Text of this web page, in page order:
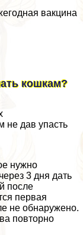
вакцина
кошкам?
не дав упасть
нужно
3 дня дать
после
первая
не обнаружено.
повторно